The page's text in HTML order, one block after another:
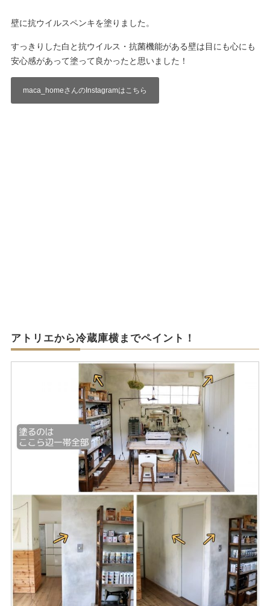
壁に抗ウイルスペンキを塗りました。
すっきりした白と抗ウイルス・抗菌機能がある壁は目にも心にも
安心感があって塗って良かったと思いました！
maca_homeさんのInstagramはこちら
アトリエから冷蔵庫横までペイント！